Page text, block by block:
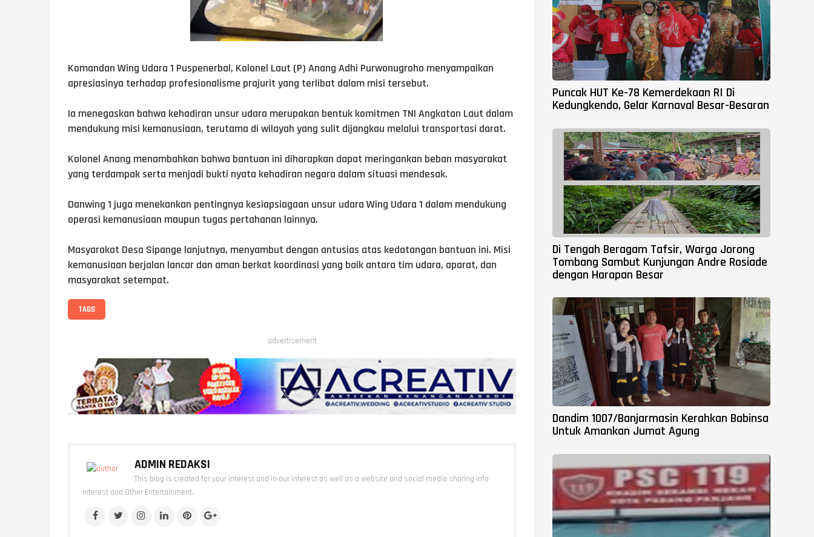
Komandan Wing Udara 1 Puspenerbal, Kolonel Laut (P) Anang Adhi Purwonugroho menyampaikan
apresiasinya terhadap profesionalisme prajurit yang terlibat dalam misi tersebut.
Ia menegaskan bahwa kehadiran unsur udara merupakan bentuk komitmen TNI Angkatan Laut dalam
mendukung misi kemanusiaan, terutama di wilayah yang sulit dijangkau melalui transportasi darat.
Kolonel Anang menambahkan bahwa bantuan ini diharapkan dapat meringankan beban masyarakat
yang terdampak serta menjadi bukti nyata kehadiran negara dalam situasi mendesak.
Danwing 1 juga menekankan pentingnya kesiapsiagaan unsur udara Wing Udara 1 dalam mendukung
operasi kemanusiaan maupun tugas pertahanan lainnya.
Masyarakat Desa Sipange lanjutnya, menyambut dengan antusias atas kedatangan bantuan ini. Misi
kemanusiaan berjalan lancar dan aman berkat koordinasi yang baik antara tim udara, aparat, dan
masyarakat setempat.
TAGS
advertisement
ADMIN REDAKSI
This blog is created for your interest and in our interest as well as a website and social media sharing info
Interest and Other Entertainment.
Puncak HUT Ke-78 Kemerdekaan RI Di
Kedungkendo, Gelar Karnaval Besar-Besaran
Di Tengah Beragam Tafsir, Warga Jorong
Tombang Sambut Kunjungan Andre Rosiade
dengan Harapan Besar
Dandim 1007/Banjarmasin Kerahkan Babinsa
Untuk Amankan Jumat Agung